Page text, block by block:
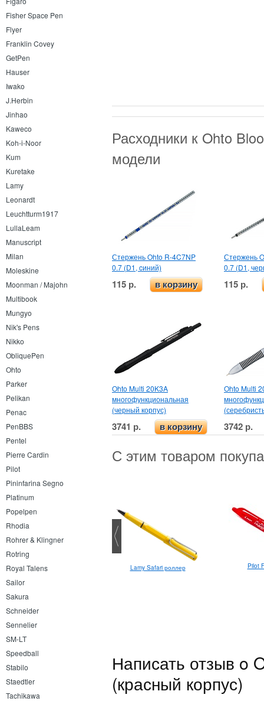
Fisher Space Pen
Flyer
Franklin Covey
GetPen
Hauser
Iwako
J.Herbin
Jinhao
Kaweco
Koh-i-Noor
Kum
Kuretake
Lamy
Leonardt
Leuchtturm1917
LullaLeam
Manuscript
Milan
Moleskine
Moonman / Majohn
Multibook
Mungyo
Nik's Pens
Nikko
ObliquePen
Ohto
Parker
Pelikan
Penac
PenBBS
Pentel
Pierre Cardin
Pilot
Pininfarina Segno
Platinum
Popelpen
Rhodia
Rohrer & Klingner
Rotring
Royal Talens
Sailor
Sakura
Schneider
Sennelier
SM-LT
Speedball
Stabilo
Staedtler
Tachikawa
Расходники к Ohto
модели
Стержень Ohto R-4C7NP
0.7 (D1, cиний)
115 р. в корзину
Стержень
0.7 (D1,
115 р.
Ohto Multi 20K3A
многофункциональная
(черный корпус)
3741 р. в корзину
Ohto Multi
3742 р.
С этим товаром
Pentel Hybrid Dual Metallic
Lamy Safari роллер Pilot
Написать отзыв o
(красный корпус)